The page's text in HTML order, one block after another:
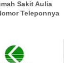
Sakit Aulia
Teleponnya